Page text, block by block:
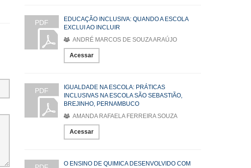
PDF
EDUCAÇÃO INCLUSIVA: QUANDO A ESCOLA
EXCLUI AO INCLUIR
ANDRÉ MARCOS DE SOUZA ARAÚJO
Acessar
PDF
IGUALDADE NA ESCOLA: PRÁTICAS
INCLUSIVAS NA ESCOLA SÃO SEBASTIÃO,
BREJINHO, PERNAMBUCO
AMANDA RAFAELA FERREIRA SOUZA
Acessar
O ENSINO DE QUIMICA DESENVOLVIDO COM